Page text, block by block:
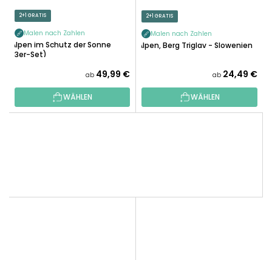
2+1 GRATIS
Malen nach Zahlen
Alpen im Schutz der Sonne
(3er-Set)
ab 49,99 €
WÄHLEN
2+1 GRATIS
Malen nach Zahlen
Alpen, Berg Triglav - Slowenien
ab 24,49 €
WÄHLEN